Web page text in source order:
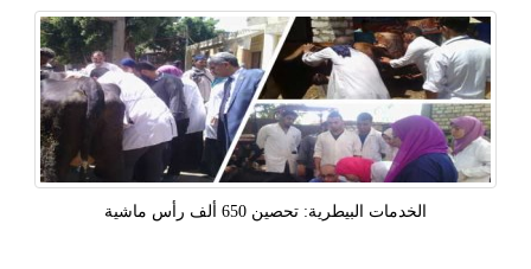
الخدمات البيطرية: تحصين 650 ألف رأس ماشية